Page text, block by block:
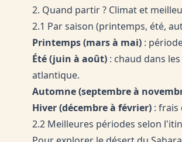
2. Quand partir ? Climat et
2.1 Par saison (printemps, été,
Printemps (mars à mai) :
Été (juin à août) : chaud dans
atlantique.
Automne (septembre à
Hiver (décembre à février) : frais
2.2 Meilleures périodes selon